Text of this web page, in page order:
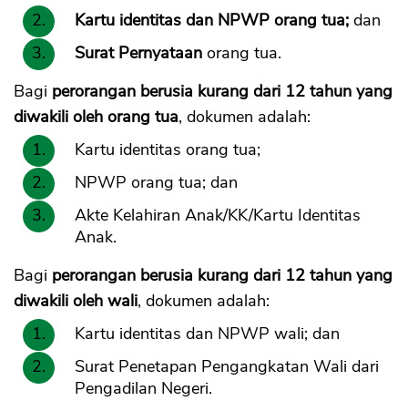
Kartu identitas dan NPWP orang tua; dan
Surat Pernyataan orang tua.
Bagi perorangan berusia kurang dari 12 tahun yang
diwakili oleh orang tua, dokumen adalah:
Kartu identitas orang tua;
NPWP orang tua; dan
Akte Kelahiran Anak/KK/Kartu Identitas
Anak.
Bagi perorangan berusia kurang dari 12 tahun yang
diwakili oleh wali, dokumen adalah:
Kartu identitas dan NPWP wali; dan
Surat Penetapan Pengangkatan Wali dari
Pengadilan Negeri.